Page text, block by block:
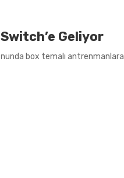
Geliyor
box temalı antrenmanlara